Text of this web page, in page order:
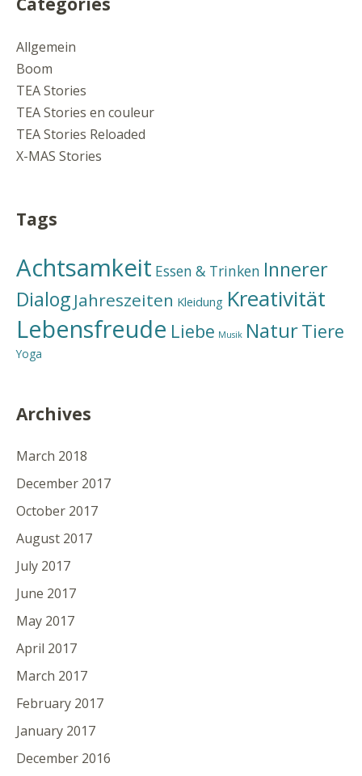
Allgemein
Boom
TEA Stories
TEA Stories en couleur
TEA Stories Reloaded
X-MAS Stories
Tags
Achtsamkeit Essen & Trinken Innerer
Dialog Jahreszeiten Kleidung Kreativität
Lebensfreude Liebe Musik NaturTiere
Yoga
Archives
March 2018
December 2017
October 2017
August 2017
July 2017
June 2017
May 2017
April 2017
March 2017
February 2017
January 2017
December 2016